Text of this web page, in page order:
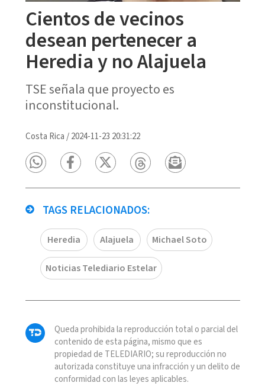
Cientos de vecinos
desean pertenecer a
Heredia y no Alajuela
TSE señala que proyecto es
inconstitucional.
Costa Rica /2024-11-23 20:31:22
TAGS RELACIONADOS:
Heredia Alajuela Michael Soto
Noticias Telediario Estelar
Queda prohibida la reproducción total o parcial del
contenido de esta página, mismo que es
propiedad de TELEDIARIO; su reproducción no
autorizada constituye una infracción y un delito de
conformidad con las leyes aplicables.